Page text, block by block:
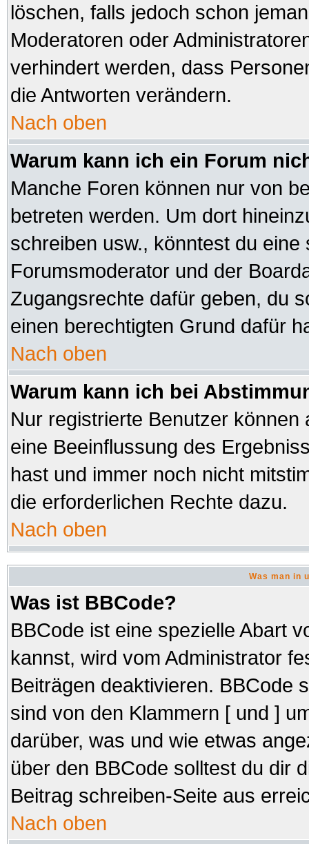
löschen, falls jedoch schon
Moderatoren oder
verhindert werden, dass
die Antworten verändern.
Nach oben
Warum kann ich ein Forum
Manche Foren können nur von
betreten werden. Um dort
schreiben usw., könntest du
Forumsmoderator und der
Zugangsrechte dafür geben, du
einen berechtigten Grund dafür
Nach oben
Warum kann ich bei
Nur registrierte Benutzer
eine Beeinflussung des
hast und immer noch nicht
die erforderlichen Rechte dazu.
Nach oben
Was man in
Was ist BBCode?
BBCode ist eine spezielle Abart
kannst, wird vom Administrator
Beiträgen deaktivieren. BBCode
sind von den Klammern [ und ]
darüber, was und wie etwas
über den BBCode solltest du dir
Beitrag schreiben-Seite aus
Nach oben